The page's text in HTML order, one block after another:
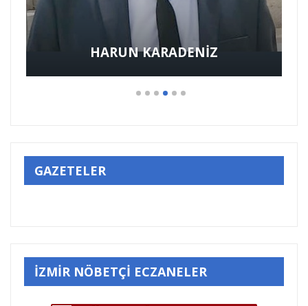
GAZETELER
İZMİR NÖBETÇİ ECZANELER